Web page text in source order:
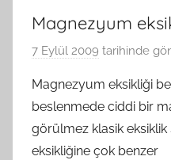
Magnezyum
7 Eylül 2009 tarihinde
Magnezyum eksikliği
beslenmede ciddi bir
görülmez klasik
eksikliğine çok benzer